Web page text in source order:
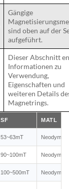
Gängige
sind oben auf der
aufgeführt.
Dieser Abschnitt
Informationen zu
Verwendung,
Eigenschaften und
weiteren Details
Magnetrings.
SF MATL
53~63mT
90~100mT
100~500mT